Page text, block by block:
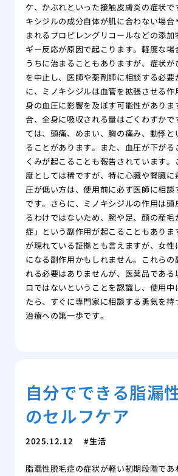
ケ、かぶれといった接触皮膚炎の症状で
キシジルの成分自体が肌に合わない場合
まれるプロピレングリコールなどの添
ギー反応が原因で起こります。軽度な場
うちに治まることもありますが、症状が
を中止し、医師や薬剤師に相談する必要
に、ミノキシジルは血管を拡張させる作
身の血圧に影響を及ぼす可能性がありま
合、全身に吸収される量はごくわずかで
ては、頭痛、めまい、胸の痛み、動悸と
ることがあります。また、血圧が下がる
くみが起こることも報告されています
度としては稀ですが、特に心臓や腎臓に
圧が低い方は、使用前に必ず医師に相談
です。さらに、ミノキシジルの作用は頭
るわけではないため、腕や足、顔の産毛
症」という副作用が起こることもありま
が現れている証拠とも言えますが、女性
になる副作用かもしれません。これらの
れる必要はありませんが、医薬品である
ロではないということを認識し、使用中
たら、すぐに専門家に相談する勇気を持
治療への第一歩です。
自分でできる脂漏
のセルフケア
2025.12.12 生活
脂漏性脱毛症の症状が軽い初期段階であ